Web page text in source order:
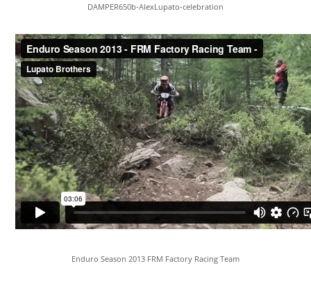
DAMPER650b-AlexLupato-celebration
Enduro Season 2013 FRM Factory Racing Team